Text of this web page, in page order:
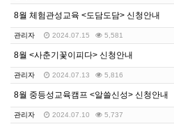
8월 체험관성교육 <도담도담> 신청안내
관리자 2024.07.15 5,581
8월 <사춘기꽃이피다> 신청안내
관리자 2024.07.13 5,816
8월 중등성교육캠프 <알쓸신성> 신청안내
관리자 2024.07.10 5,737